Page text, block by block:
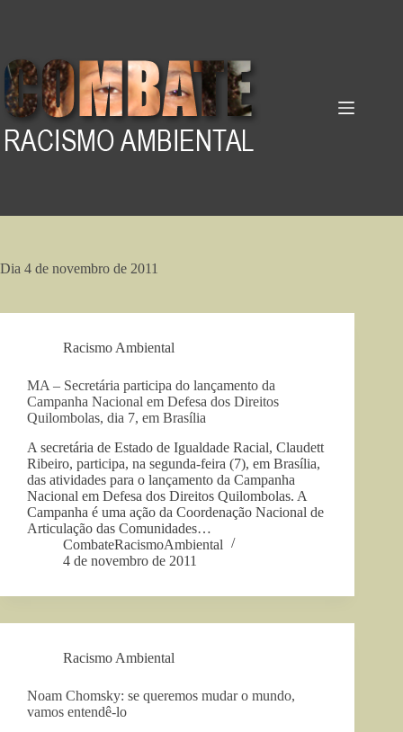
Dia 4 de novembro de 2011
Racismo Ambiental
MA – Secretária participa do lançamento da
Campanha Nacional em Defesa dos Direitos
Quilombolas, dia 7, em Brasília
A secretária de Estado de Igualdade Racial, Claudett
Ribeiro, participa, na segunda-feira (7), em Brasília,
das atividades para o lançamento da Campanha
Nacional em Defesa dos Direitos Quilombolas. A
Campanha é uma ação da Coordenação Nacional de
Articulação das Comunidades…
CombateRacismoAmbiental
4 de novembro de 2011
Racismo Ambiental
Noam Chomsky: se queremos mudar o mundo,
vamos entendê-lo